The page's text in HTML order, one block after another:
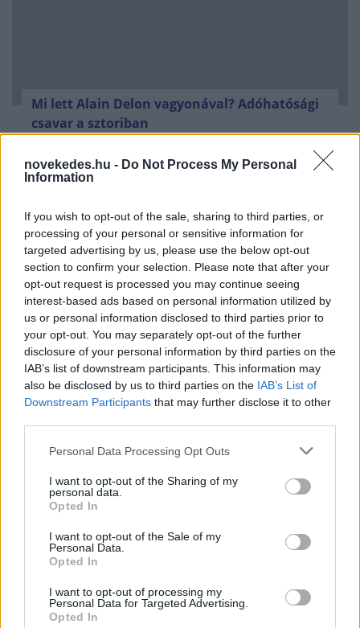
novekedes.hu - Do Not Process My Personal
Information
If you wish to opt-out of the sale, sharing to third parties, or
processing of your personal or sensitive information for
targeted advertising by us, please use the below opt-out
section to confirm your selection. Please note that after your
opt-out request is processed you may continue seeing
interest-based ads based on personal information utilized by
us or personal information disclosed to third parties prior to
your opt-out. You may separately opt-out of the further
disclosure of your personal information by third parties on the
IAB’s list of downstream participants. This information may
also be disclosed by us to third parties on the IAB’s List of
Downstream Participants that may further disclose it to other
Please note that this website/app uses one or more Google
not limited to your visit or usage behaviour. You may click to
grant or deny consent to Google and its third-party tags to
use your data for below specified purposes in below Google
consent section.
Personal Data Processing Opt Outs
I want to opt-out of the Sharing of my
personal data.
Opted In
I want to opt-out of the Sale of my
Personal Data.
Opted In
I want to opt-out of processing my
Personal Data for Targeted Advertising.
Opted In
Mi lett Alain Delon vagyonával? Adóhatósági
csavar a sztoriban
Azonosítatlan drón robbant fel a Transz-
Balkán gázvezeték közelében Bulgáriában
HÍREK 3 órája
Vízhiány mellett erdőtűz sújtja a Garda-tavat:
HÍREK 3 órája
Olcsóbbak lettek a balatoni új ingatlanok,